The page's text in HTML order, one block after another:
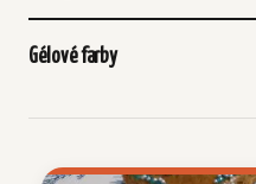
Gélové farby